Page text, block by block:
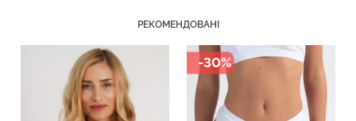
РЕКОМЕНДОВАНІ
-30%